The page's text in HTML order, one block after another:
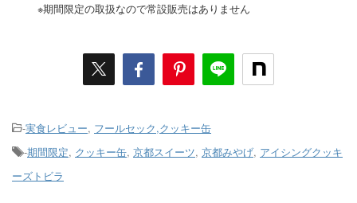
※期間限定の取扱なので常設販売はありません
-実食レビュー, フールセック,クッキー缶
-期間限定, クッキー缶, 京都スイーツ, 京都みやげ, アイシングクッキ
ーズトビラ